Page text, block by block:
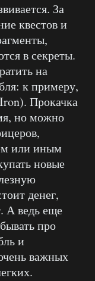
За
квестов и
в секреты.
на
к примеру,
Прокачка
но можно
или иным
новые
денег,
А ведь еще
про
и
важных